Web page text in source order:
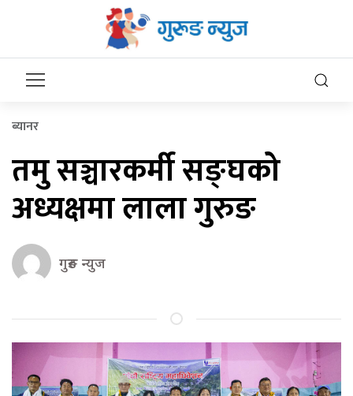
ब्यानर
तमु सञ्चारकर्मी सङ्घको
अध्यक्षमा लाला गुरुङ
गुरुङ न्युज